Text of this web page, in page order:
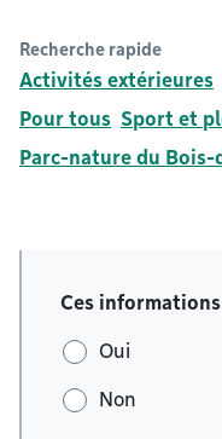
Recherche rapide
Activités extérieures
Pour tous Sport et
Parc-nature du Bois-
Ces
Oui
Non